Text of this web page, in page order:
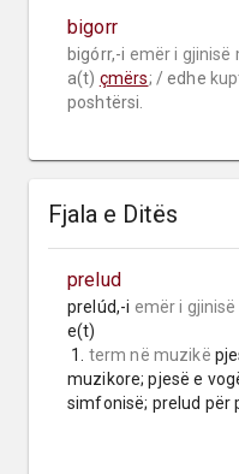
bigorr
bigórr,-i emër i gjinisë
a(t) çmërs; / edhe
poshtërsi.
Fjala e Ditës
prelud
prelúd,-i emër i
e(t)
1. term në muzikë
muzikore; pjesë e
simfonisë; prelud për